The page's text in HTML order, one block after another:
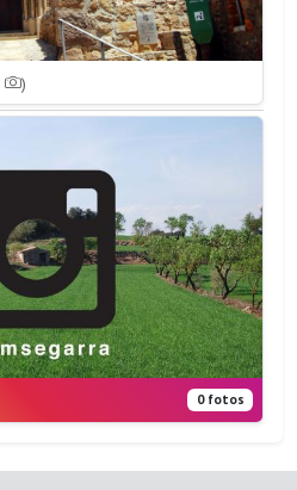
)
0 fotos